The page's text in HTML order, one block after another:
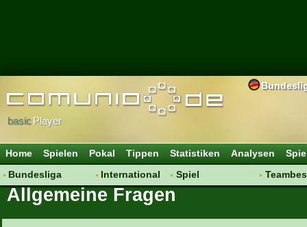
basicPlayer
Home Spielen Pokal Tippen Statistiken Analysen
Bundesliga
Hot News
International
Vereine
Spiel
Allgemeine Fragen